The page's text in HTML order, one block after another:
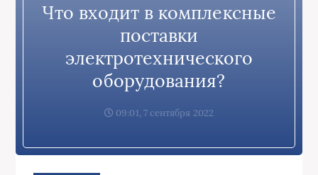
Что входит в комплексные
поставки
электротехнического
оборудования?
09:01, 7 сентября 2022